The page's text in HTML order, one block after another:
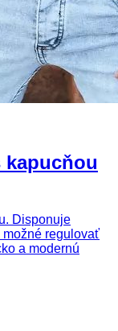
kapucňou
Disponuje
regulovať
a modernú